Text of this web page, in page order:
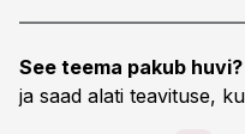
See teema pakub huvi?
ja saad alati teavituse,